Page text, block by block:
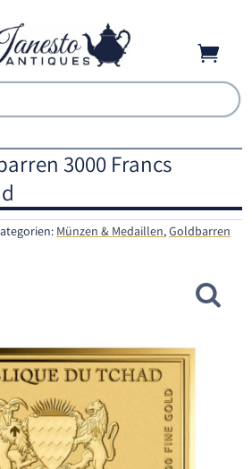

3000 Francs
Münzen & Medaillen,Goldbarren